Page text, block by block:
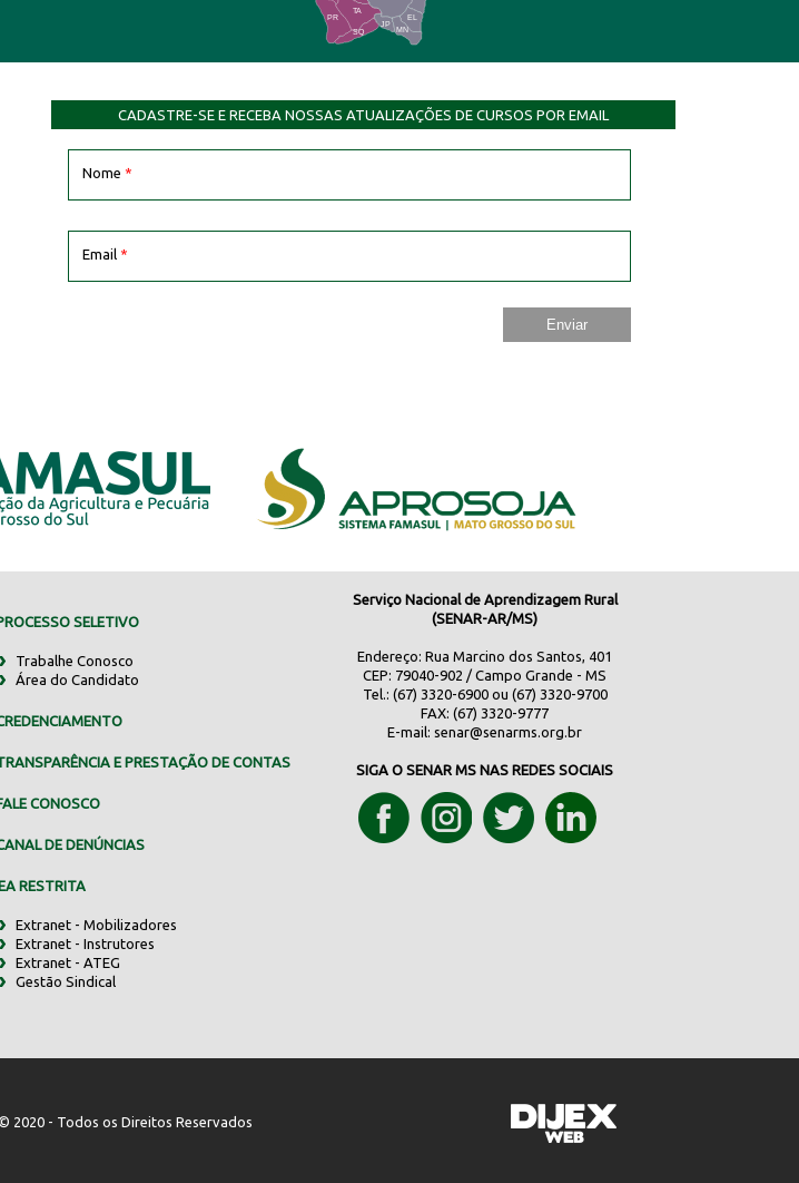
EL
JP
PR
TA
SQ MN
CADASTRE-SE E RECEBA NOSSAS ATUALIZAÇÕES DE CURSOS POR EMAIL
Nome *
Email *
SELETIVO
Trabalhe Conosco
Área do Candidato
E PRESTAÇÃO DE CONTAS
CONOSCO
DE DENÚNCIAS
RESTRITA
Extranet - Mobilizadores
Extranet - Instrutores
Extranet - ATEG
Gestão Sindical
Serviço Nacional de Aprendizagem Rural
(SENAR-AR/MS)
Endereço: Rua Marcino dos Santos, 401
CEP: 79040-902 / Campo Grande - MS
Tel.: (67) 3320-6900 ou (67) 3320-9700
FAX: (67) 3320-9777
E-mail:senar@senarms.org.br
SIGA O SENAR MS NAS REDES SOCIAIS
2020 - Todos os Direitos Reservados